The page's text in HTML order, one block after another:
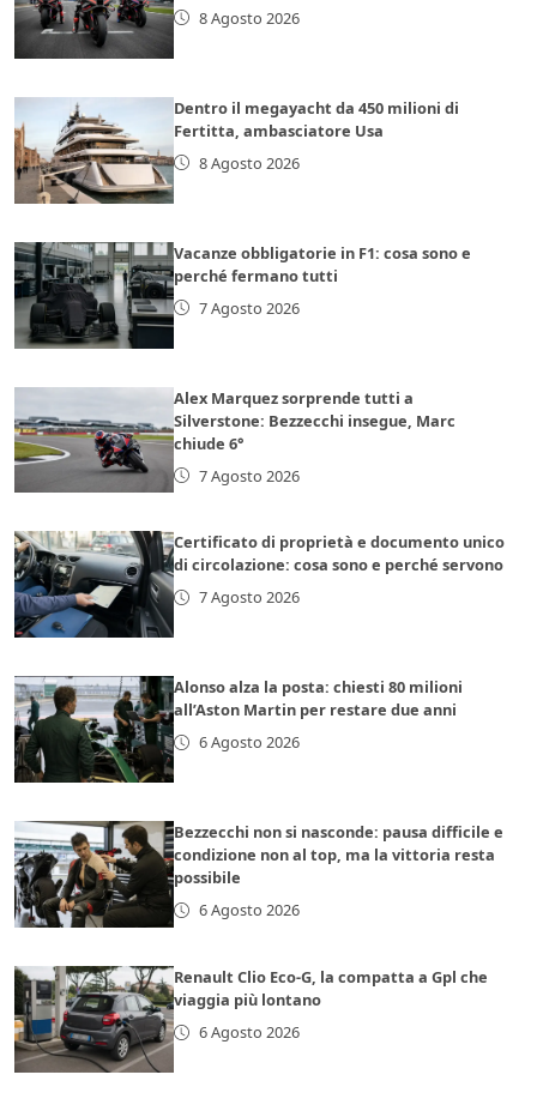
8 Agosto 2026
Dentro il megayacht da 450 milioni di
Fertitta, ambasciatore Usa
8 Agosto 2026
Vacanze obbligatorie in F1: cosa sono e
perché fermano tutti
7 Agosto 2026
Alex Marquez sorprende tutti a
Silverstone: Bezzecchi insegue, Marc
chiude 6°
7 Agosto 2026
Certificato di proprietà e documento unico
di circolazione: cosa sono e perché servono
7 Agosto 2026
Alonso alza la posta: chiesti 80 milioni
all’Aston Martin per restare due anni
6 Agosto 2026
Bezzecchi non si nasconde: pausa difficile e
condizione non al top, ma la vittoria resta
possibile
6 Agosto 2026
Renault Clio Eco-G, la compatta a Gpl che
viaggia più lontano
6 Agosto 2026